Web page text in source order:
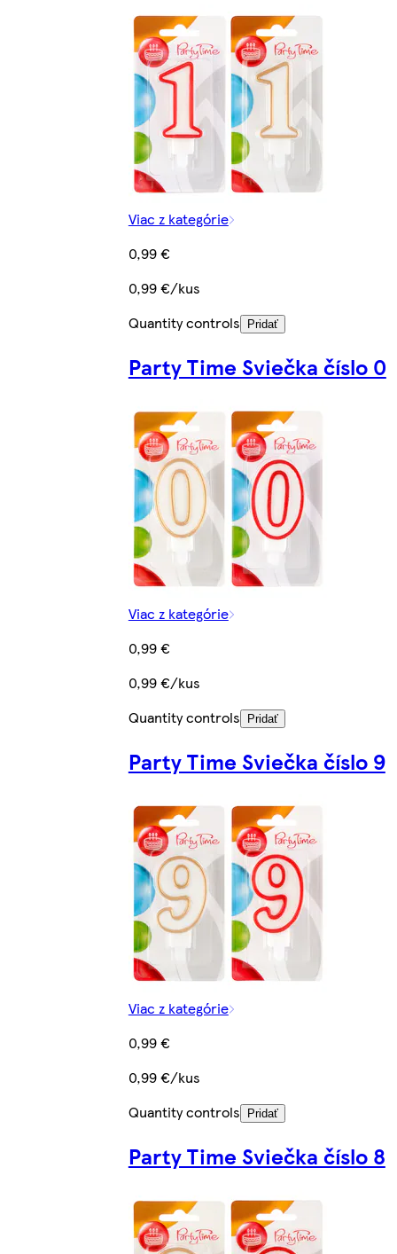
Viac z kategórie
0,99 €
0,99 €/kus
Quantity controls
Pridať
Party Time Sviečka číslo 0
Viac z kategórie
0,99 €
0,99 €/kus
Quantity controls
Pridať
Party Time Sviečka číslo 9
Viac z kategórie
0,99 €
0,99 €/kus
Quantity controls
Pridať
Party Time Sviečka číslo 8